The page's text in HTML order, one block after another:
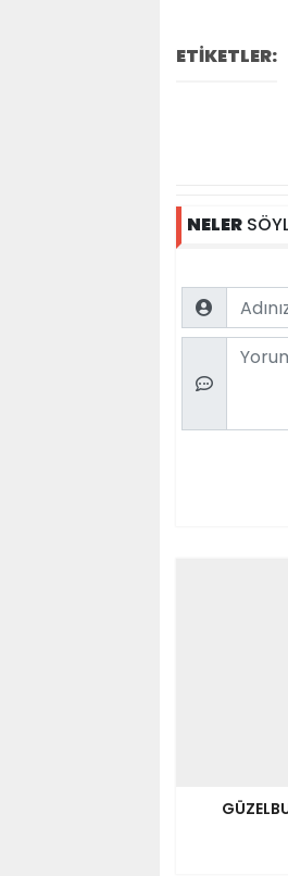
ETİKETLER:
NELER
Name
Comment